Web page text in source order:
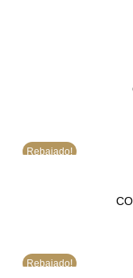
Rebajado!
Rebajado!